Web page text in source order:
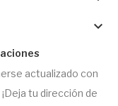
keyboard_arrow_down
actualizado con
tu dirección de